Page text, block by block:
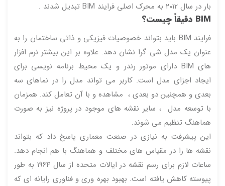
بار در سال ۲۰۱۲ به محرک اصلی فرایند BIM تبدیل شدند .
BIM دقیقاًچیست؟
فرایند BIM باید بتواند خصوصیات فیزیکی و ذاتی ساختمان را به
عنوان یک مدل شی گرا نشان دهد. علاوه بر این بیشتر نرم افزار
های BIM دارای موتور رندر و یک محیط برنامه نویسی برای
ایجاد اجزای مدل است. کاربر می تواند مدل را در نماهای سه
بعدی و همچنین دو بعدی ، مشاهده و با آن تعامل کند. همزمان
با توسعه مدل ، سایر نقشه های موجود در پروژه نیز به صورت
هماهنگ تنظیم می شوند.
این پیشرفت به نیازی در صنعت معماری پاسخ داد که بتواند
نقشه ها را در مقیاس های مختلف و هماهنگ با هم انجام دهد.
ساعات لازم برای رسم نقشه در ایالات متحده از سال ۱۹۶۴ به طور
پیوسته کاهش یافته است. بهبود بهره وری و فناوری رایانه ای که